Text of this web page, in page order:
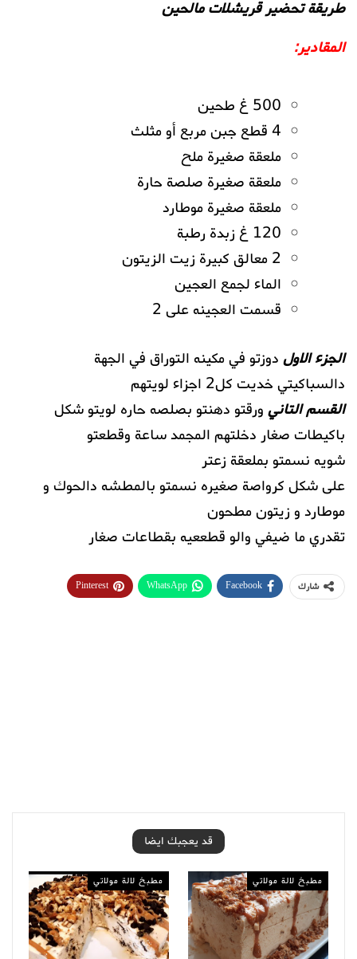
طريقة تحضير قريشلات مالحين
المقادير:
500 غ طحين
4 قطع جبن مربع أو مثلث
ملعقة صغيرة ملح
ملعقة صغيرة صلصة حارة
ملعقة صغيرة موطارد
120 غ زبدة رطبة
2 معالق كبيرة زيت الزيتون
الماء لجمع العجين
قسمت العجينه على 2
الجزء الاول دوزتو في مكينه التوراق في الجهة
دالسباكيتي خديت كل2 اجزاء لويتهم
القسم التاني ورقتو دهنتو بصلصه حاره لويتو شكل
باكيطات صغار دخلتهم المجمد ساعة وقطعتو
شويه نسمتو بملعقة زعتر
على شكل كرواصة صغيره نسمتو بالمطشه دالحوك و
موطارد و زيتون مطحون
تقدري ما ضيفي والو قطععيه بقطاعات صغار
شارك Facebook
WhatsApp
Pinterest
قد يعجبك ايضا
مطبخ لالة مولاتي مطبخ لالة مولاتي